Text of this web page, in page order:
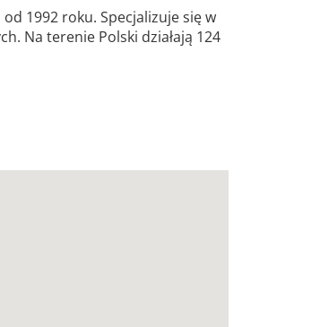
1992 roku. Specjalizuje się w
Na terenie Polski działają 124